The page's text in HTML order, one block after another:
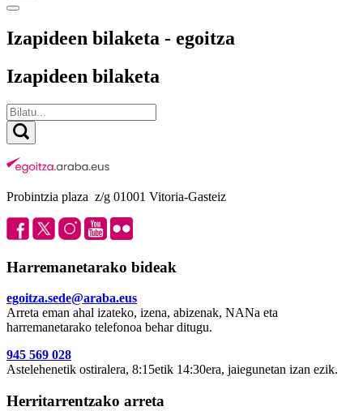
Izapideen bilaketa - egoitza
Izapideen bilaketa
Probintzia plaza z/g 01001 Vitoria-Gasteiz
Harremanetarako bideak
egoitza.sede@araba.eus
Arreta eman ahal izateko, izena, abizenak, NANa eta
harremanetarako telefonoa behar ditugu.
945 569 028
Astelehenetik ostiralera, 8:15etik 14:30era, jaiegunetan izan ezik.
Herritarrentzako arreta